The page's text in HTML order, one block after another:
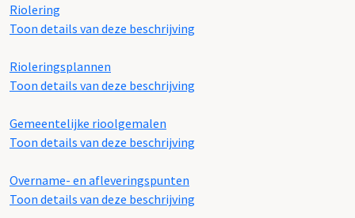
Riolering
Toon details van deze beschrijving
Rioleringsplannen
Toon details van deze beschrijving
Gemeentelijke rioolgemalen
Toon details van deze beschrijving
Overname- en afleveringspunten
Toon details van deze beschrijving